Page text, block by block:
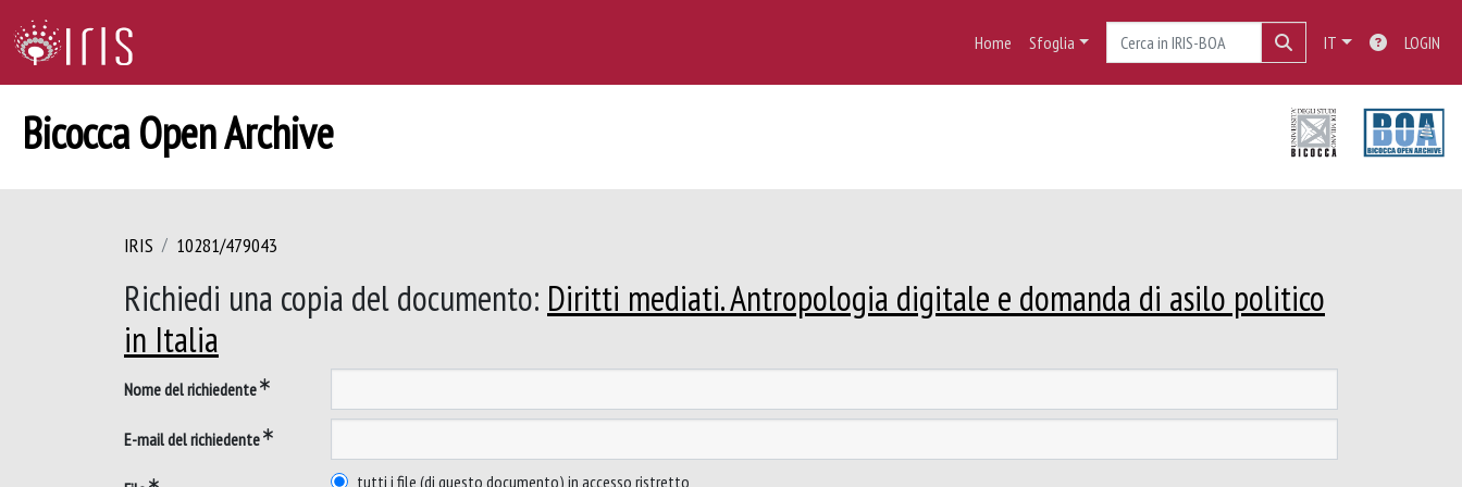
Home Sfoglia IT LOGIN
Bicocca Open Archive
IRIS 10281/479043
Richiedi una copia del documento: Diritti mediati. Antropologia digitale e domanda di asilo politico
in Italia
Nome del richiedente
E-mail del richiedente
tutti i file (di questo documento) in accesso ristretto